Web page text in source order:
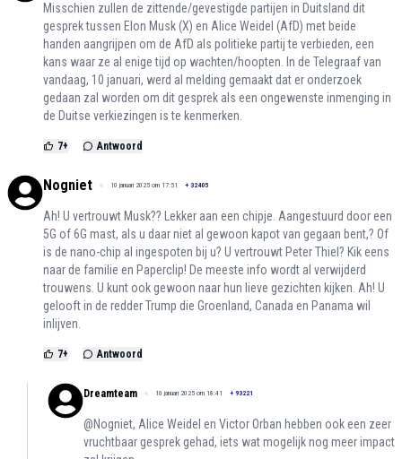
Misschien zullen de zittende/gevestigde partijen in Duitsland dit
gesprek tussen Elon Musk (X) en Alice Weidel (AfD) met beide
handen aangrijpen om de AfD als politieke partij te verbieden, een
kans waar ze al enige tijd op wachten/hoopten. In de Telegraaf van
vandaag, 10 januari, werd al melding gemaakt dat er onderzoek
gedaan zal worden om dit gesprek als een ongewenste inmenging in
de Duitse verkiezingen is te kenmerken.
7+ Antwoord
Nogniet 10 januari 2025 om 17:51 + 32405
Ah! U vertrouwt Musk?? Lekker aan een chipje. Aangestuurd door een
5G of 6G mast, als u daar niet al gewoon kapot van gegaan bent,? Of
is de nano-chip al ingespoten bij u? U vertrouwt Peter Thiel? Kik eens
naar de familie en Paperclip! De meeste info wordt al verwijderd
trouwens. U kunt ook gewoon naar hun lieve gezichten kijken. Ah! U
gelooft in de redder Trump die Groenland, Canada en Panama wil
inlijven.
7+ Antwoord
Dreamteam 10 januari 2025 om 18:41 + 93221
@Nogniet, Alice Weidel en Victor Orban hebben ook een zeer
vruchtbaar gesprek gehad, iets wat mogelijk nog meer impact